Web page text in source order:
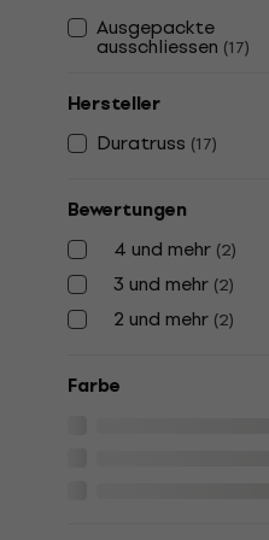
Ausgepackte
ausschliessen (17)
Hersteller
Duratruss (17)
Bewertungen
4 und mehr (2)
3 und mehr (2)
2 und mehr (2)
Farbe